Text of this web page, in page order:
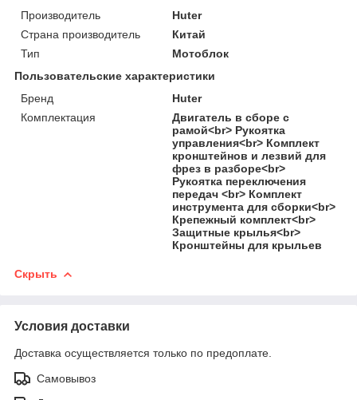
Производитель
Huter
Страна производитель
Китай
Тип
Мотоблок
Пользовательские характеристики
Бренд
Huter
Комплектация
Двигатель в сборе с
рамой<br> Рукоятка
управления<br> Комплект
кронштейнов и лезвий для
фрез в разборе<br>
Рукоятка переключения
передач <br> Комплект
инструмента для сборки<br>
Крепежный комплект<br>
Защитные крылья<br>
Кронштейны для крыльев
Скрыть
Условия доставки
Доставка осуществляется только по предоплате.
Самовывоз